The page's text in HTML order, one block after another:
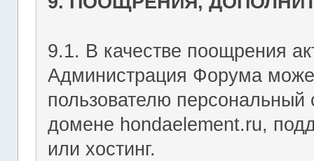
9.1. В качестве поощрения
Администрация Форума
пользователю персональный
домене hondaelement.ru,
или хостинг.